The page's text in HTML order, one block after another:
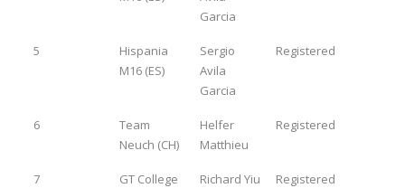
Garcia
5
Hispania
M16 (ES)
Sergio
Avila
Garcia
Registered
6
Team
Neuch (CH)
Helfer
Matthieu
Registered
7
GT College
Richard Yiu Registered